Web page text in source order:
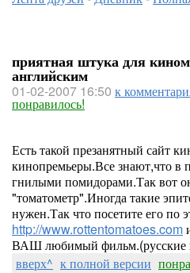
приятная штука для
английским
01-02-2007 16:50 к
понравилось!
Есть такой презанятный сайт
кинопремьеры.Все знают,что в
гнилыми помидорами.Так вот
"томатометр".Иногда такие
нужен.Так что посетите его по
http://www.rottentomatoes.com
ВАШ любимый фильм.(русские
вверх^ к полной версии